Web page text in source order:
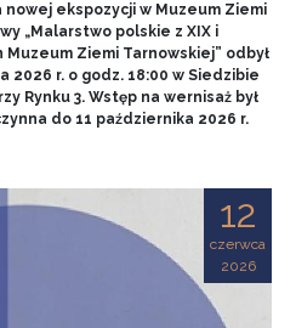
nowej ekspozycji w Muzeum Ziemi
„Malarstwo polskie z XIX i
Ziemi Tarnowskiej” odbył
2026 r. o godz. 18:00 w Siedzibie
Rynku 3. Wstęp na wernisaż był
do 11 października 2026 r.
12
czerwca
2026